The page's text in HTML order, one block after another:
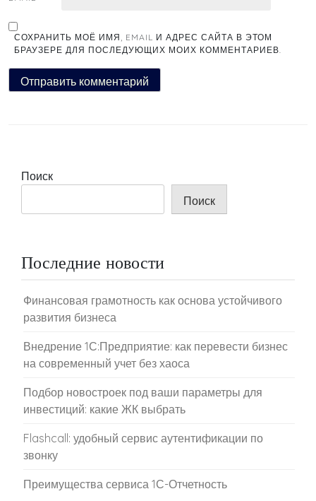
СОХРАНИТЬ МОЁ ИМЯ, EMAIL И АДРЕС САЙТА В ЭТОМ
БРАУЗЕРЕ ДЛЯ ПОСЛЕДУЮЩИХ МОИХ КОММЕНТАРИЕВ.
Поиск
Поиск
Последние новости
Финансовая грамотность как основа устойчивого
развития бизнеса
Внедрение 1С:Предприятие: как перевести бизнес
на современный учет без хаоса
Подбор новостроек под ваши параметры для
инвестиций: какие ЖК выбрать
Flashcall: удобный сервис аутентификации по
звонку
Преимущества сервиса 1С-Отчетность